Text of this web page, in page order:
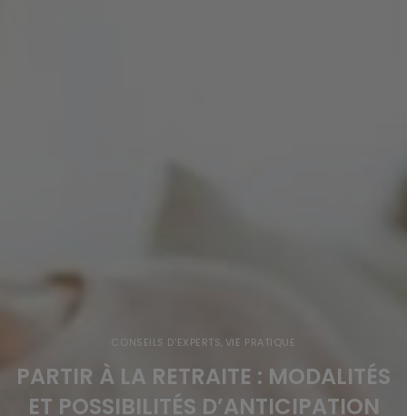
CONSEILS D'EXPERTS,VIE PRATIQUE
PARTIR À LA RETRAITE : MODALITÉS
ET POSSIBILITÉS D’ANTICIPATION